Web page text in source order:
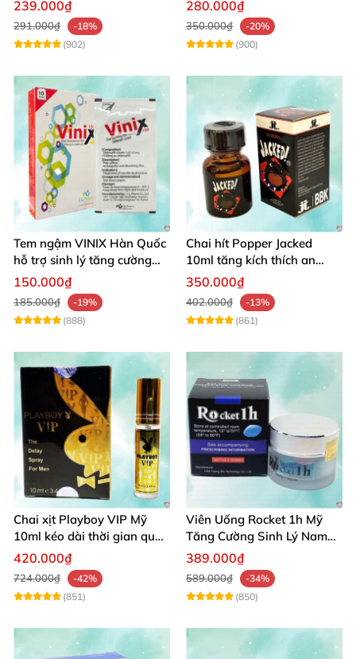
239.000₫
291.000₫
-18%
(902)
280.000₫
350.000₫
-20%
(900)
Tem ngậm VINIX Hàn Quốc
hỗ trợ sinh lý tăng cường
sức khỏe
150.000₫
185.000₫
-19%
(888)
Chai hít Popper Jacked
10ml tăng kích thích an
toàn
350.000₫
402.000₫
-13%
(861)
Chai xịt Playboy VIP Mỹ
10ml kéo dài thời gian quan
hệ hiệu quả nhanh
420.000₫
724.000₫
-42%
(851)
Viên Uống Rocket 1h Mỹ
Tăng Cường Sinh Lý Nam
Hỗ Trợ Cương Cứng
389.000₫
589.000₫
-34%
(850)